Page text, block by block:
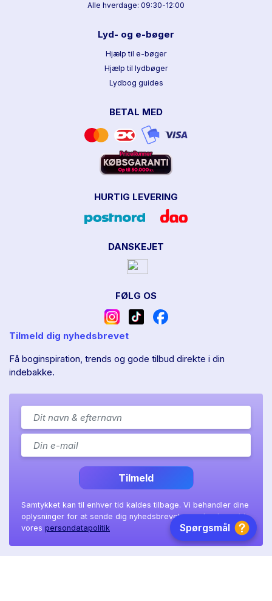
Alle hverdage: 09:30-12:00
Lyd- og e-bøger
Hjælp til e-bøger
Hjælp til lydbøger
Lydbog guides
BETAL MED
HURTIG LEVERING
DANSKEJET
FØLG OS
Tilmeld dig nyhedsbrevet
Få boginspiration, trends og gode tilbud direkte i din
indebakke.
Tilmeld
Samtykket kan til enhver tid kaldes tilbage. Vi behandler dine
oplysninger for at sende dig nyhedsbrevet, som beskrevet i
vores persondatapolitik